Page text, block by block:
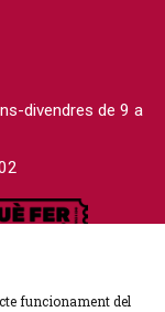
divendres de 9 a
funcionament del